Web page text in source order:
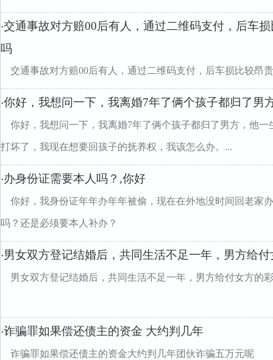
·交通事故对方赔00后有人，通过二维码支付，后车
吗
交通事故对方赔00后有人，通过二维码支付，后车损比较昂
·你好，我想问一下，我离婚7年了俩个孩子都归了男
你好，我想问一下，我离婚7年了俩个孩子都归了男方，他
打坏了，我现在想要回孩子的抚养权，我该怎么办。...
·办身份证需要本人吗？,你好
你好，我身份证年年办年年被偷，现在在外地没时间回老家
吗？还是必须要本人补办？
·男女双方登记结婚后，共同生活不足一年，男方给
男女双方登记结婚后，共同生活不足一年，男方给付女方的
·诈骗罪如果偿还债主的资金 大约判几年
诈骗罪如果偿还债主的资金大约判几年团伙诈骗五万元呢